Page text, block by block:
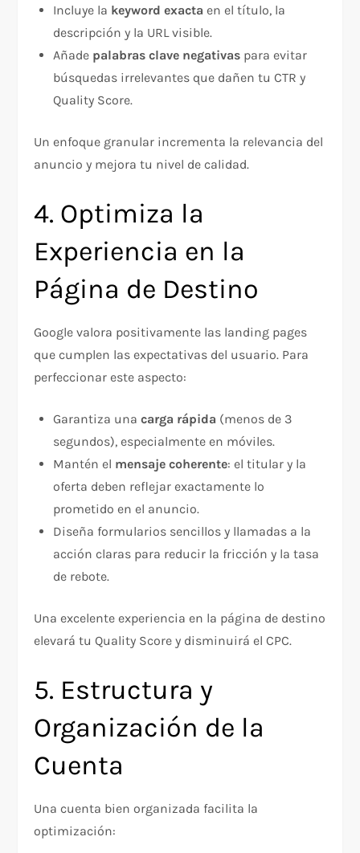
Incluye la keyword exacta en el título, la
descripción y la URL visible.
Añade palabras clave negativas para evitar
búsquedas irrelevantes que dañen tu CTR y
Quality Score.
Un enfoque granular incrementa la relevancia del
anuncio y mejora tu nivel de calidad.
4. Optimiza la
Experiencia en la
Página de Destino
Google valora positivamente las landing pages
que cumplen las expectativas del usuario. Para
perfeccionar este aspecto:
Garantiza unacarga rápida (menos de 3
segundos), especialmente en móviles.
Mantén el mensaje coherente: el titular y la
oferta deben reflejar exactamente lo
prometido en el anuncio.
Diseña formularios sencillos y llamadas a la
acción claras para reducir la fricción y la tasa
de rebote.
Una excelente experiencia en la página de destino
elevará tu Quality Score y disminuirá el CPC.
5. Estructura y
Organización de la
Cuenta
Una cuenta bien organizada facilita la
optimización: